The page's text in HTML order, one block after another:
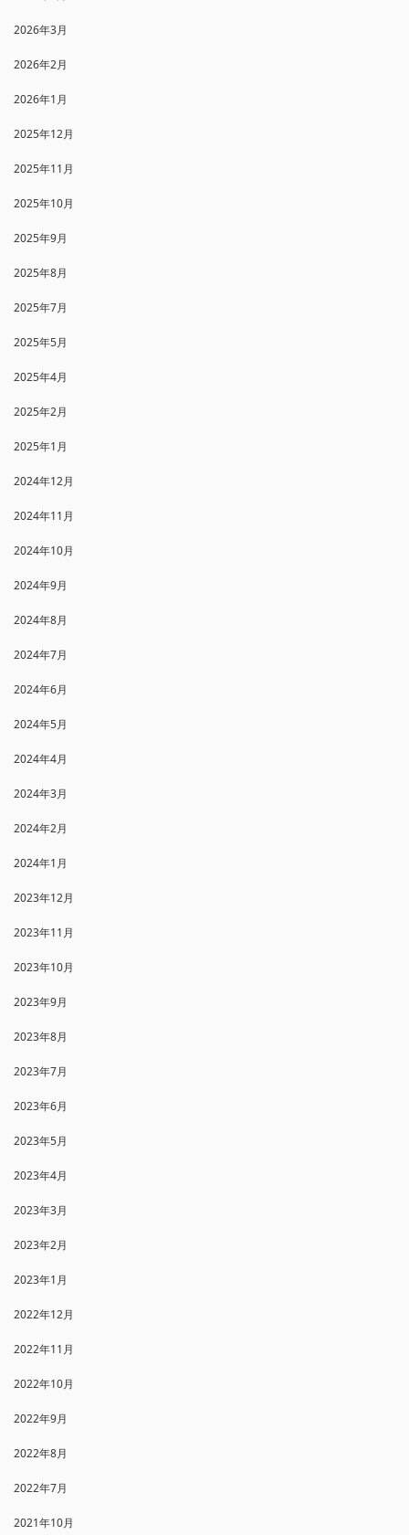
2026年3月
2026年2月
2026年1月
2025年12月
2025年11月
2025年10月
2025年9月
2025年8月
2025年7月
2025年5月
2025年4月
2025年2月
2025年1月
2024年12月
2024年11月
2024年10月
2024年9月
2024年8月
2024年7月
2024年6月
2024年5月
2024年4月
2024年3月
2024年2月
2024年1月
2023年12月
2023年11月
2023年10月
2023年9月
2023年8月
2023年7月
2023年6月
2023年5月
2023年4月
2023年3月
2023年2月
2023年1月
2022年12月
2022年11月
2022年10月
2022年9月
2022年8月
2022年7月
2021年10月